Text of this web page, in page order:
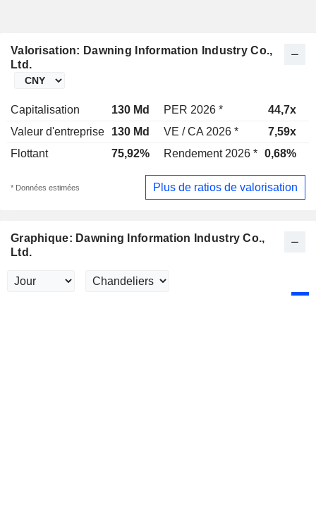
Valorisation: Dawning Information Industry Co.,
Ltd.
Capitalisation 130 Md PER 2026 * 44,7x
Valeur d'entreprise
130 Md VE / CA 2026 * 7,59x
Flottant
75,92% Rendement 2026 * 0,68%
* Données estimées Plus de ratios de valorisation
Graphique: Dawning Information Industry Co.,
Ltd.